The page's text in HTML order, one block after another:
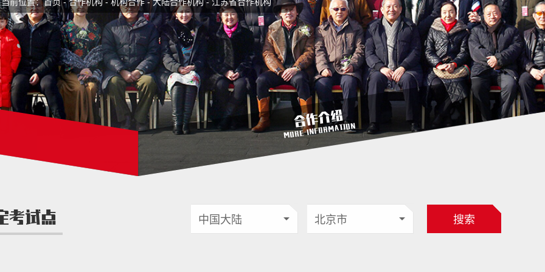
合作介绍
MORE INFORMATION
考试点 搜索